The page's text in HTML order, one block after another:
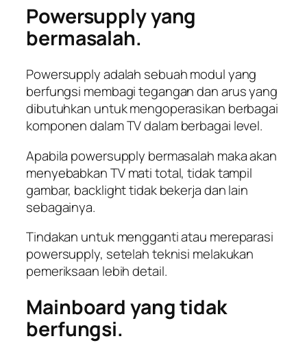
Powersupply yang
bermasalah.
Powersupply adalah sebuah modul yang
berfungsi membagi tegangan dan arus yang
dibutuhkan untuk mengoperasikan berbagai
komponen dalam TV dalam berbagai level.
Apabila powersupply bermasalah maka akan
menyebabkan TV mati total, tidak tampil
gambar, backlight tidak bekerja dan lain
sebagainya.
Tindakan untuk mengganti atau mereparasi
powersupply, setelah teknisi melakukan
pemeriksaan lebih detail.
Mainboard yang tidak
berfungsi.